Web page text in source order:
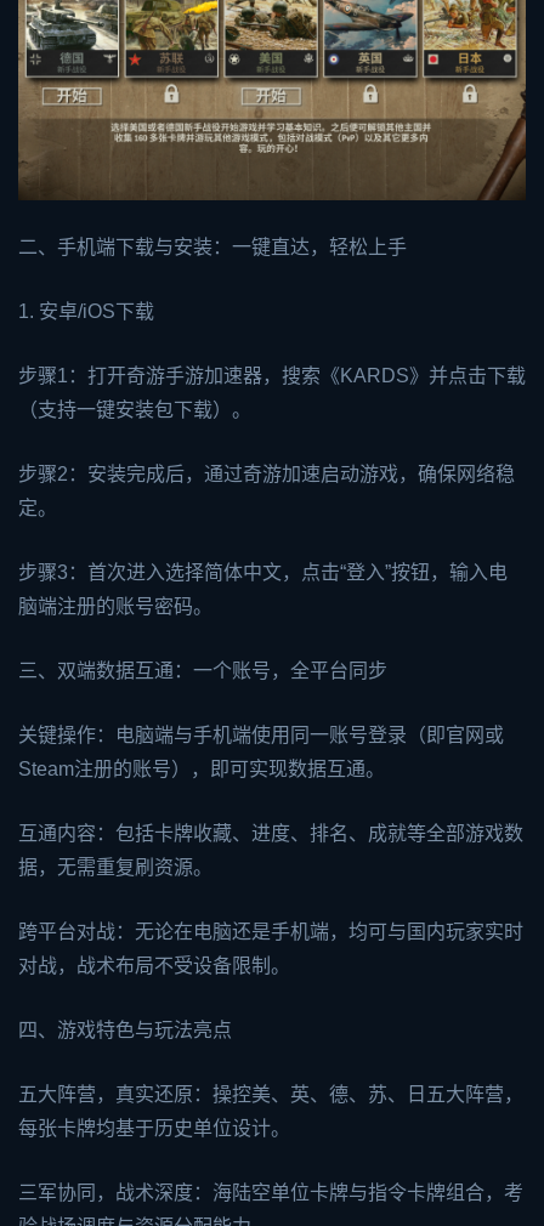
二、手机端下载与安装：一键直达，轻松上手
1. 安卓/iOS下载
步骤1：打开奇游手游加速器，搜索《KARDS》并点击下载
（支持一键安装包下载）。
步骤2：安装完成后，通过奇游加速启动游戏，确保网络稳
定。
步骤3：首次进入选择简体中文，点击“登入”按钮，输入电
脑端注册的账号密码。
三、双端数据互通：一个账号，全平台同步
关键操作：电脑端与手机端使用同一账号登录（即官网或
Steam注册的账号），即可实现数据互通。
互通内容：包括卡牌收藏、进度、排名、成就等全部游戏数
据，无需重复刷资源。
跨平台对战：无论在电脑还是手机端，均可与国内玩家实时
对战，战术布局不受设备限制。
四、游戏特色与玩法亮点
五大阵营，真实还原：操控美、英、德、苏、日五大阵营，
每张卡牌均基于历史单位设计。
三军协同，战术深度：海陆空单位卡牌与指令卡牌组合，考